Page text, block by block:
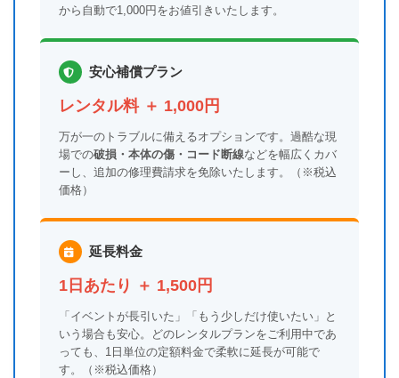
から自動で1,000円をお値引きいたします。
安心補償プラン
レンタル料 ＋ 1,000円
万が一のトラブルに備えるオプションです。過酷な現
場での破損・本体の傷・コード断線などを幅広くカバ
ーし、追加の修理費請求を免除いたします。（※税込
価格）
延長料金
1日あたり ＋ 1,500円
「イベントが長引いた」「もう少しだけ使いたい」と
いう場合も安心。どのレンタルプランをご利用中であ
っても、1日単位の定額料金で柔軟に延長が可能で
す。（※税込価格）